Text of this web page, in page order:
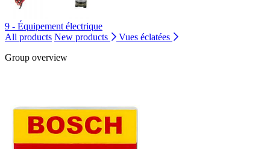
9 - Équipement électrique
All products New products
Vues éclatées
Group overview